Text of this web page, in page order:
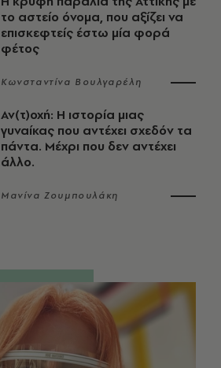
το αστείο όνομα, που αξίζει να
επισκεφτείς έστω μία φορά
φέτος
Κωνσταντίνα Βουλγαρέλη
Αν(τ)οχή: Η ιστορία μιας
γυναίκας που αντέχει σχεδόν τα
πάντα. Μέχρι που δεν αντέχει
άλλο.
Μανίνα Ζουμπουλάκη